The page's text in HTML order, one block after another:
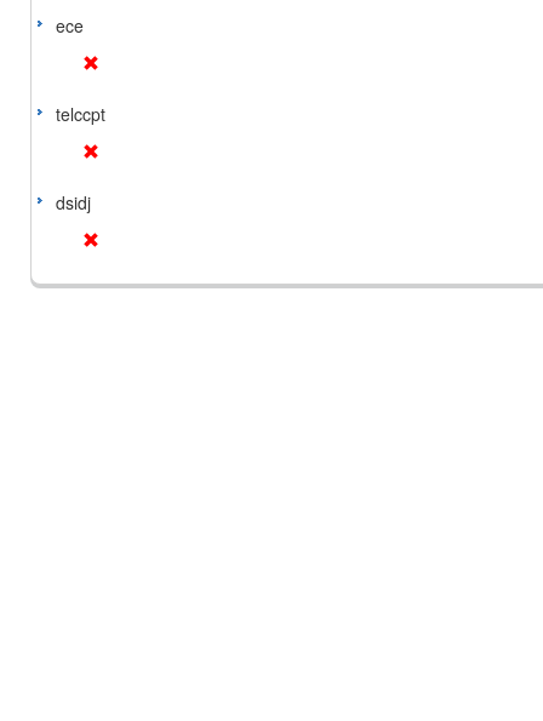
ece
telccpt
dsidj